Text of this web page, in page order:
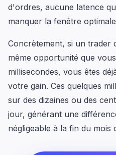
d'ordres, aucune latence
manquer la fenêtre
Concrètement, si un trader
même opportunité que
millisecondes, vous êtes
votre gain. Ces quelques
sur des dizaines ou des
jour, générant une
négligeable à la fin du mois